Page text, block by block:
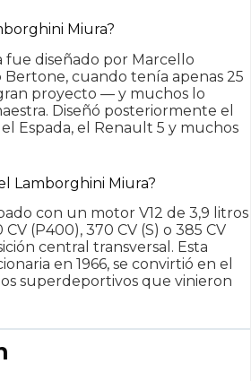
Miura?
fue diseñado por Marcello
cuando tenía apenas 25
proyecto — y muchos lo
Diseñó posteriormente el
Espada, el Renault 5 y muchos
Lamborghini Miura?
con un motor V12 de 3,9 litros
(P400), 370 CV (S) o 385 CV
central transversal. Esta
en 1966, se convirtió en el
superdeportivos que vinieron